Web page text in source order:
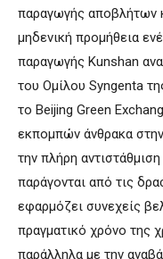
παραγωγής αποβλήτων
μηδενική προμήθεια
παραγωγής Kunshan
του Ομίλου Syngenta
το Beijing Green
εκπομπών άνθρακα
την πλήρη
παράγονται από τις
εφαρμόζει συνεχείς
πραγματικό χρόνο της
παράλληλα με την